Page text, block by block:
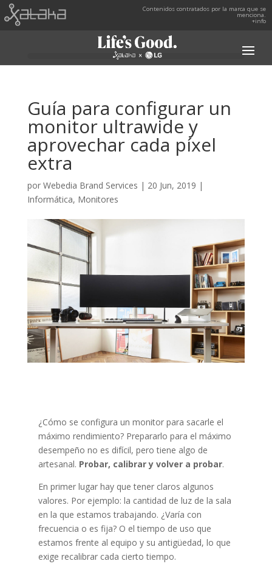
Contenidos contratados por la marca que se
menciona.
+info
Guía para configurar un
monitor ultrawide y
aprovechar cada píxel
extra
por Webedia Brand Services | 20 Jun, 2019 |
Informática, Monitores
¿Cómo se configura un monitor para sacarle el
máximo rendimiento? Prepararlo para el máximo
desempeño no es difícil, pero tiene algo de
artesanal. Probar, calibrar y volver a probar.
En primer lugar hay que tener claros algunos
valores. Por ejemplo: la cantidad de luz de la sala
en la que estamos trabajando. ¿Varía con
frecuencia o es fija? O el tiempo de uso que
estamos frente al equipo y su antigüedad, lo que
exige recalibrar cada cierto tiempo.